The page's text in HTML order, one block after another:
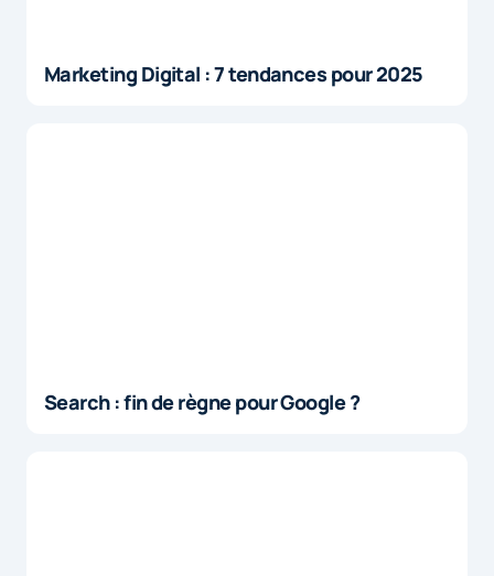
Marketing Digital : 7 tendances pour 2025
Search : fin de règne pour Google ?